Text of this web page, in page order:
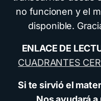
no funcionen y el
disponible.
ENLACE DE
CUADRANTES
Si te sirvió el